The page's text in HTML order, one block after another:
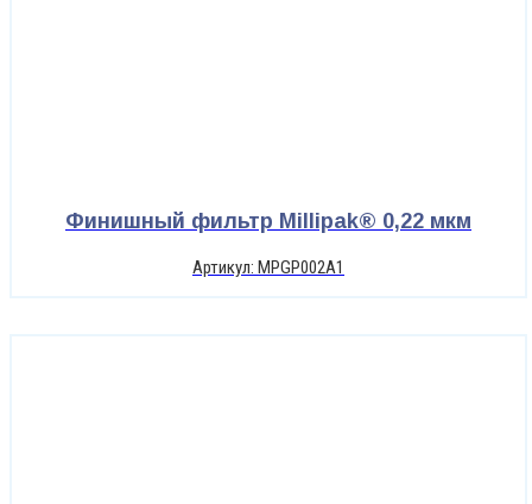
Финишный фильтр Millipak® 0,22 мкм
Артикул: MPGP002A1